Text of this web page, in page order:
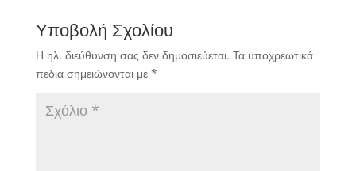
Υποβολή Σχολίου
Η ηλ. διεύθυνση σας δεν δημοσιεύεται. Τα υποχρεωτικά
πεδία σημειώνονται με *